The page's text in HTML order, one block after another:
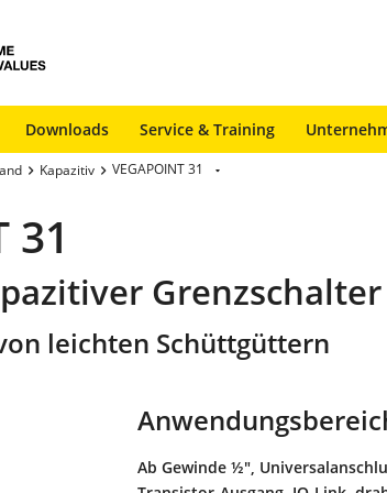
Downloads Service & Training
Kapazitiv VEGAPOINT 31
31
Grenzschalter
leichten Schüttgüttern
Ab Gewinde ½",